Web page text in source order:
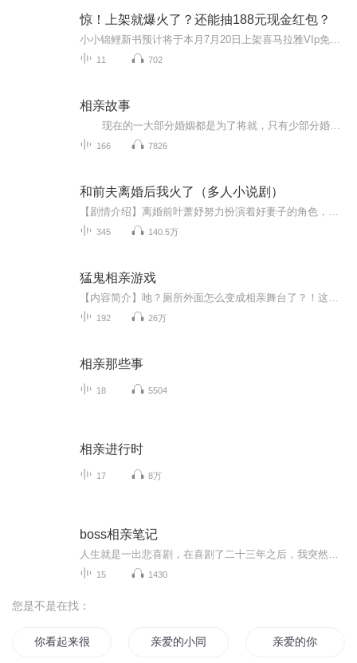
惊！上架就爆火了？还能抽188元现金红包？
11 702
相亲故事
166 7826
和前夫离婚后我火了（多人小说剧）
345 140.5万
猛鬼相亲游戏
192 26万
相亲那些事
18 5504
相亲进行时
17 8万
boss相亲笔记
15 1430
您是不是在找：
你看起来很好亲 亲爱的小同学 亲爱的你